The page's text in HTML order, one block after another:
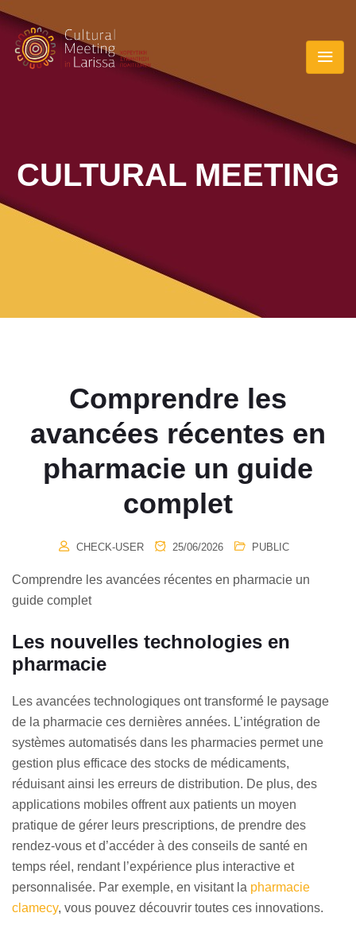
CULTURAL MEETING
Comprendre les
avancées récentes en
pharmacie un guide
complet
CHECK-USER 25/06/2026 PUBLIC
Comprendre les avancées récentes en pharmacie un
guide complet
Les nouvelles technologies en
pharmacie
Les avancées technologiques ont transformé le paysage
de la pharmacie ces dernières années. L’intégration de
systèmes automatisés dans les pharmacies permet une
gestion plus efficace des stocks de médicaments,
réduisant ainsi les erreurs de distribution. De plus, des
applications mobiles offrent aux patients un moyen
pratique de gérer leurs prescriptions, de prendre des
rendez-vous et d’accéder à des conseils de santé en
temps réel, rendant l’expérience plus interactive et
personnalisée. Par exemple, en visitant la pharmacie
clamecy, vous pouvez découvrir toutes ces innovations.